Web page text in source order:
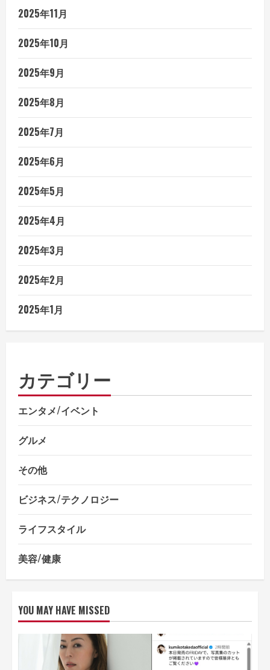
2025年11月
2025年10月
2025年9月
2025年8月
2025年7月
2025年6月
2025年5月
2025年4月
2025年3月
2025年2月
2025年1月
カテゴリー
エンタメ/イベント
グルメ
その他
ビジネス/テクノロジー
ライフスタイル
美容/健康
YOU MAY HAVE MISSED